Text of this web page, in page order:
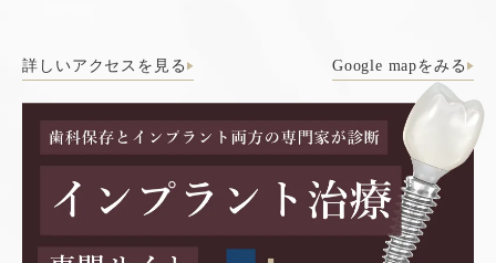
詳しいアクセスを見る Google mapをみる